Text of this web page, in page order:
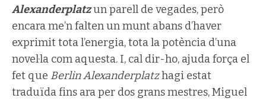
Alexanderplatzun parell de vegades, però
encara me’n falten un munt abans d’haver
exprimit tota l’energia, tota la potència d’una
novel·la com aquesta. I, cal dir-ho, ajuda força el
fet que Berlin Alexanderplatzhagi estat
traduïda fins ara per dos grans mestres, Miguel